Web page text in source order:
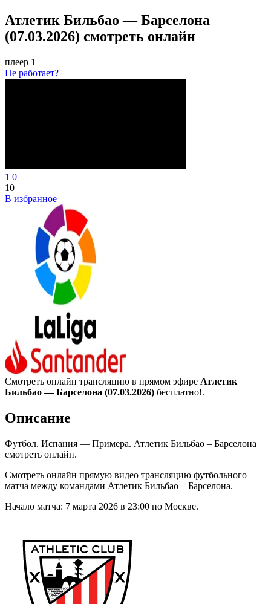
Атлетик Бильбао — Барселона
(07.03.2026) смотреть онлайн
плеер 1
Не работает?
1 0
10
В избранное
Смотреть онлайн трансляцию в прямом эфире Атлетик
Бильбао — Барселона (07.03.2026) бесплатно!.
Описание
Футбол. Испания — Примера. Атлетик Бильбао – Барселона
смотреть онлайн.
Смотреть онлайн прямую видео трансляцию футбольного
матча между командами Атлетик Бильбао – Барселона.
Начало матча: 7 марта 2026 в 23:00 по Москве.